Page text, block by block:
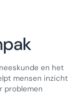
en het
mensen inzicht
problemen